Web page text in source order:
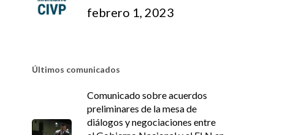
febrero 1, 2023
Últimos comunicados
Comunicado sobre acuerdos
preliminares de la mesa de
diálogos y negociaciones entre